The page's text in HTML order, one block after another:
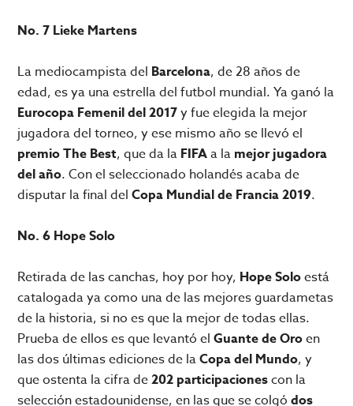
No. 7 Lieke Martens
La mediocampista del Barcelona, de 28 años de
edad, es ya una estrella del futbol mundial. Ya ganó la
Eurocopa Femenil del 2017y fue elegida la mejor
jugadora del torneo, y ese mismo año se llevó el
premio The Best, que da la FIFAa la mejor jugadora
del año. Con el seleccionado holandés acaba de
disputar la final delCopa Mundial de Francia 2019.
No. 6 Hope Solo
Retirada de las canchas, hoy por hoy, Hope Soloestá
catalogada ya como una de las mejores guardametas
de la historia, si no es que la mejor de todas ellas.
Prueba de ellos es que levantó elGuante de Oroen
las dos últimas ediciones de laCopa del Mundo, y
que ostenta la cifra de202 participacionescon la
selección estadounidense, en las que se colgódos